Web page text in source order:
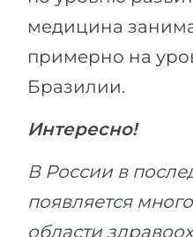
медицина
примерно на
Бразилии.
Интересно!
В России в
появляется
области